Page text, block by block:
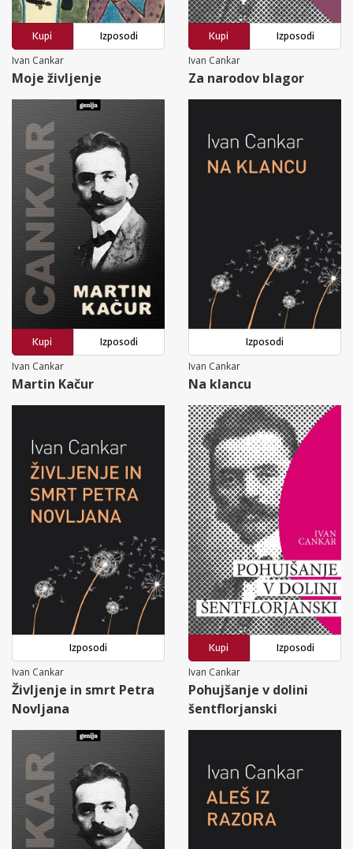
Kupi
Izposodi
Ivan Cankar
Moje življenje
Kupi
Izposodi
Ivan Cankar
Za narodov blagor
Kupi
Izposodi
Ivan Cankar
Martin Kačur
Izposodi
Ivan Cankar
Na klancu
Izposodi
Ivan Cankar
Življenje in smrt Petra
Novljana
Kupi
Izposodi
Ivan Cankar
Pohujšanje v dolini
šentflorjanski